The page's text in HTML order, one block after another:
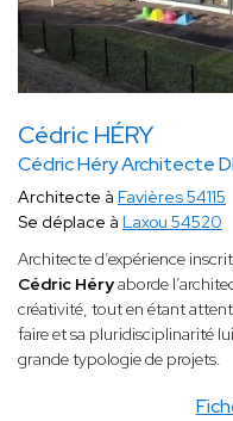
Cédric HÉRY
Cédric Héry Architecte
Architecte à Favières 54115
Se déplace à Laxou 54520
Architecte d’expérience
Cédric Héryaborde
créativité, tout en étant
faire et sa pluridisciplinarité
grande typologie de projets.